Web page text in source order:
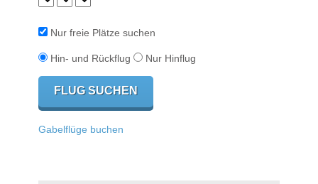
Nur freie Plätze suchen
Hin- und Rückflug Nur Hinflug
Gabelflüge buchen